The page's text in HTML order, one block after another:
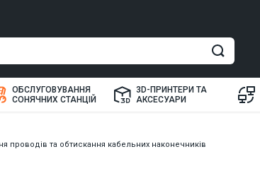
проводів та обтискання кабельних наконечників
ОБСЛУГОВУВАННЯ
СОНЯЧНИХ СТАНЦІЙ
3D-ПРИНТЕРИ ТА
АКСЕСУАРИ